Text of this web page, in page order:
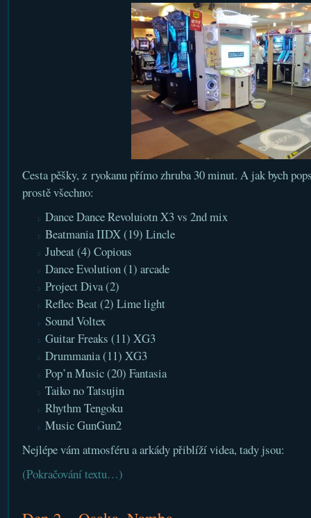
Cesta pěšky, z ryokanu přímo zhruba 30 minut. A jak bych
prostě všechno:
Dance Dance Revoluiotn X3 vs 2nd mix
Beatmania IIDX (19) Lincle
Jubeat (4) Copious
Dance Evolution (1) arcade
Project Diva (2)
Reflec Beat (2) Lime light
Sound Voltex
Guitar Freaks (11) XG3
Drummania (11) XG3
Pop’n Music (20) Fantasia
Taiko no Tatsujin
Rhythm Tengoku
Music GunGun2
Nejlépe vám atmosféru a arkády přiblíží videa, tady jsou:
(Pokračování textu…)